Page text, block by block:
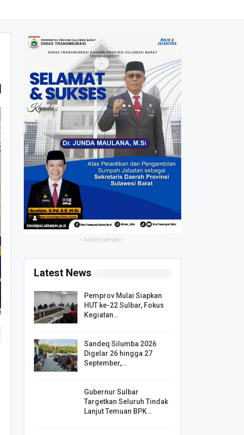
- Advertisement -
Latest News
Pemprov Mulai Siapkan
HUT ke-22 Sulbar, Fokus
Kegiatan…
Sandeq Silumba 2026
Digelar 26 hingga 27
September,…
Gubernur Sulbar
Targetkan Seluruh Tindak
Lanjut Temuan BPK…